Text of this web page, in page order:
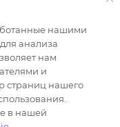
групп"
справочный
офертой
2 статьи 437
Федерации.
опубликованных
только при
нашими
анализа
нам
и
страниц нашего
в нашей